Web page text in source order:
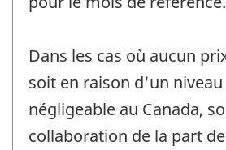
Dans les cas où aucun
soit en raison d'un
négligeable au Canada,
collaboration de la part